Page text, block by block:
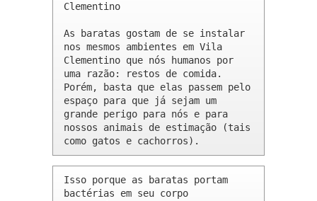
Clementino
As baratas gostam de se instalar
nos mesmos ambientes em Vila
Clementino que nós humanos por
uma razão: restos de comida.
Porém, basta que elas passem pelo
espaço para que já sejam um
grande perigo para nós e para
nossos animais de estimação (tais
como gatos e cachorros).
Isso porque as baratas portam
bactérias em seu corpo